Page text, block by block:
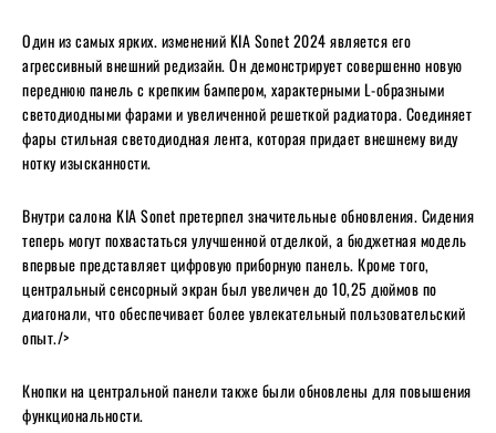
Один из самых ярких. изменений KIA Sonet 2024 является его
агрессивный внешний редизайн. Он демонстрирует совершенно новую
переднюю панель с крепким бампером, характерными L-образными
светодиодными фарами и увеличенной решеткой радиатора. Соединяет
фары стильная светодиодная лента, которая придает внешнему виду
нотку изысканности.
Внутри салона KIA Sonet претерпел значительные обновления. Сидения
теперь могут похвастаться улучшенной отделкой, а бюджетная модель
впервые представляет цифровую приборную панель. Кроме того,
центральный сенсорный экран был увеличен до 10,25 дюймов по
диагонали, что обеспечивает более увлекательный пользовательский
опыт./>
Кнопки на центральной панели также были обновлены для повышения
функциональности.